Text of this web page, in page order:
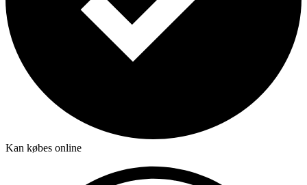
Kan købes online